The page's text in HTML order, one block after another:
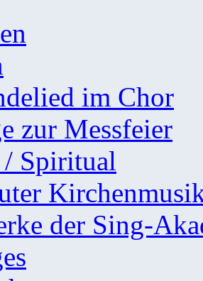
im Chor
zur Messfeier
/ Spiritual
der Sing-